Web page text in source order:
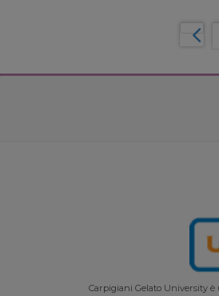
Carpigiani Gelato University